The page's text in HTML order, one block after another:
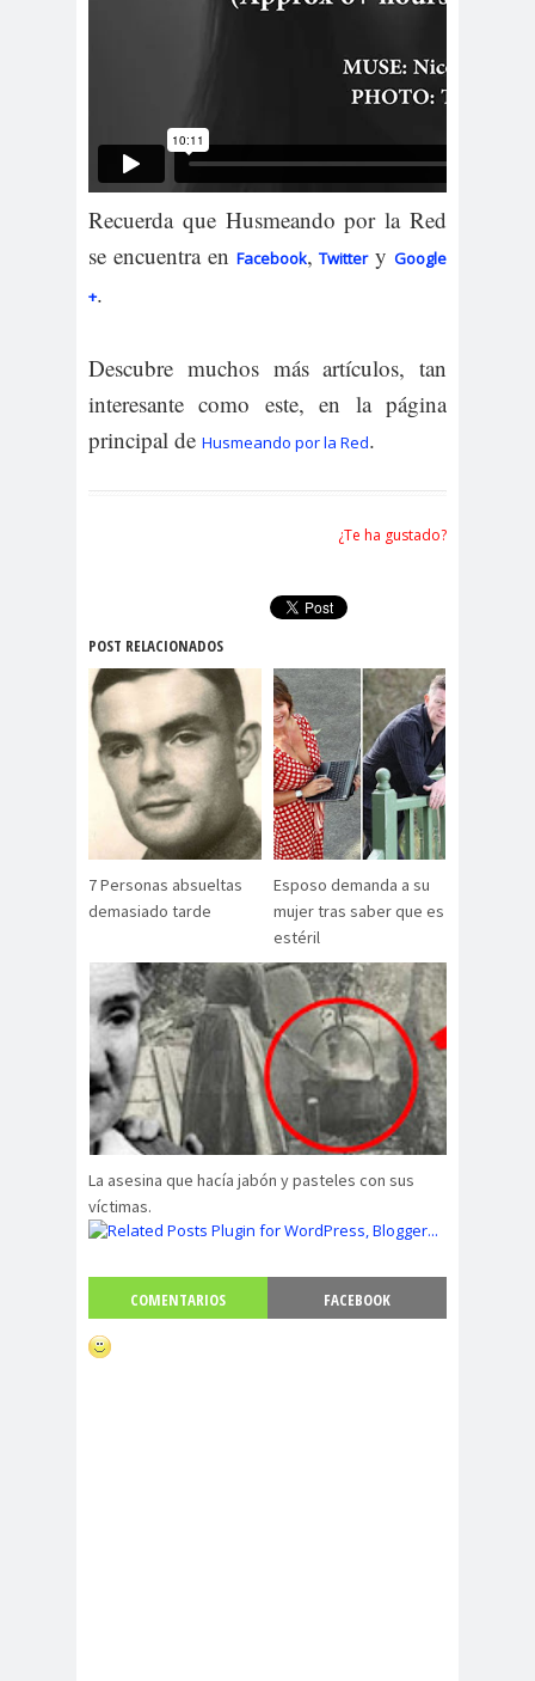
Recuerda que Husmeando por la Red
se encuentra en Facebook,TwitteryGoogle
+.
Descubre muchos más artículos, tan
interesante como este, en la página
principal de Husmeando por la Red.
¿Te ha gustado?
POST RELACIONADOS
7 Personas absueltas
demasiado tarde
Esposo demanda a su
mujer tras saber que es
estéril
La asesina que hacía jabón y pasteles con sus
víctimas.
COMENTARIOS FACEBOOK